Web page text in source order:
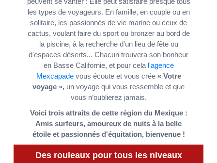
les types de voyageurs. En famille, en couple ou en
solitaire, les passionnés de vie marine ou ceux de
cactus, voulant faire du sport ou bronzer au bord de
la piscine, à la recherche d'un lieu de fête ou
d'espaces déserts... Chacun trouvera son bonheur
en Basse Californie, et pour cela l'agence
Mexcapadevous écoute et vous crée « Votre
voyage », un voyage qui vous ressemble et que
vous n’oublierez jamais.
Voici trois attraits de cette région du Mexique :
Amis surfeurs, amoureux de nuits à la belle
étoile et passionnés d'équitation, bienvenue !
Des rouleaux pour tous les niveaux